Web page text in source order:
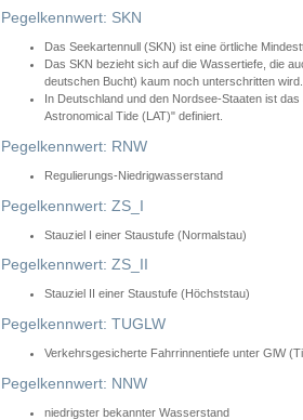
Pegelkennwert: SKN
Das Seekartennull (SKN) ist eine örtliche
Das SKN bezieht sich auf die Wassertiefe, die
deutschen Bucht) kaum noch unterschritten wird.
In Deutschland und den Nordsee-Staaten ist
Astronomical Tide (LAT)" definiert.
Pegelkennwert: RNW
Regulierungs-Niedrigwasserstand
Pegelkennwert: ZS_I
Stauziel I einer Staustufe (Normalstau)
Pegelkennwert: ZS_II
Stauziel II einer Staustufe (Höchststau)
Pegelkennwert: TUGLW
Verkehrsgesicherte Fahrrinnentiefe unter GlW
Pegelkennwert: NNW
niedrigster bekannter Wasserstand